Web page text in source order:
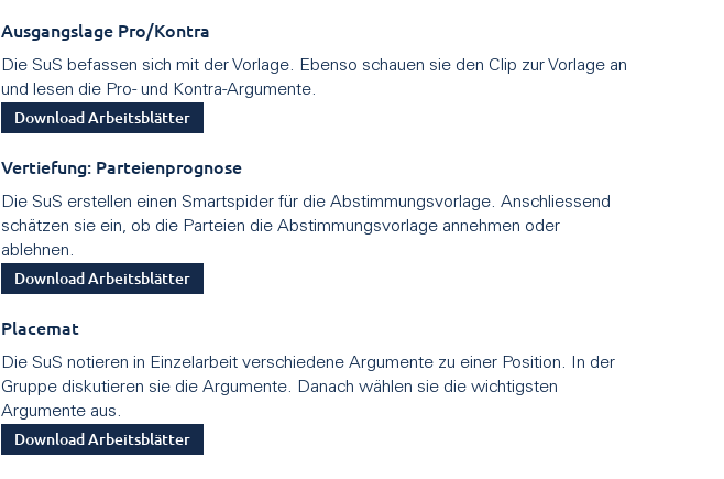
Ausgangslage Pro/Kontra
Die SuS befassen sich mit der Vorlage. Ebenso schauen sie den Clip zur Vorlage an
und lesen die Pro- und Kontra-Argumente.
Download Arbeitsblätter
Vertiefung: Parteienprognose
Die SuS erstellen einen Smartspider für die Abstimmungsvorlage. Anschliessend
schätzen sie ein, ob die Parteien die Abstimmungsvorlage annehmen oder
ablehnen.
Download Arbeitsblätter
Placemat
Die SuS notieren in Einzelarbeit verschiedene Argumente zu einer Position. In der
Gruppe diskutieren sie die Argumente. Danach wählen sie die wichtigsten
Argumente aus.
Download Arbeitsblätter